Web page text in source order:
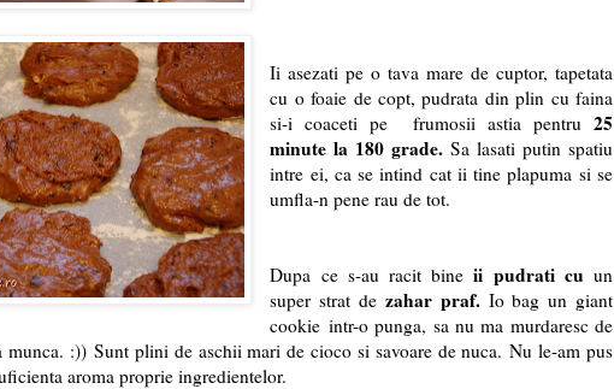
Ii asezati pe o tava mare de cuptor, tapetata
cu o foaie de copt, pudrata din plin cu faina
si-i coaceti pe frumosii astia pentru 25
minute la 180 grade.Sa lasati putin spatiu
intre ei, ca se intind cat ii tine plapuma si se
umfla-n pene rau de tot.
Dupa ce s-au racit bine ii pudrati cu un
super strat de zahar praf.Io bag un giant
cookie intr-o punga, sa nu ma murdaresc de
munca. :)) Sunt plini de aschii mari de cioco si savoare de nuca. Nu le-am pus
aroma proprie ingredientelor.